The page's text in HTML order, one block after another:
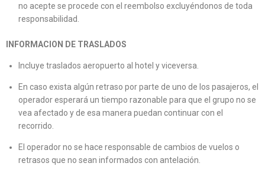
no acepte se procede con el reembolso excluyéndonos de toda
responsabilidad.
INFORMACION DE TRASLADOS
Incluye traslados aeropuerto al hotel y viceversa.
En caso exista algún retraso por parte de uno de los pasajeros, el
operador esperará un tiempo razonable para que el grupo no se
vea afectado y de esa manera puedan continuar con el
recorrido.
El operador no se hace responsable de cambios de vuelos o
retrasos que no sean informados con antelación.